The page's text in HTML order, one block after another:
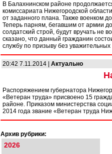
В Балахнинском районе
комиссариата Нижегородской
от заданного плана. Также военком
Теперь парням, бегавшим от армии
солдатский строй, будут вручать не
сказано, что данный гражданин
службу по призыву без уважительных
20:42 7.11.2014 | Актуально
Распоряжением губернатора
«Ветеран труда» присвоено 15
районе. Приказом министерства
2014 года звание «Ветеран труда
Архив рубрики:
2026